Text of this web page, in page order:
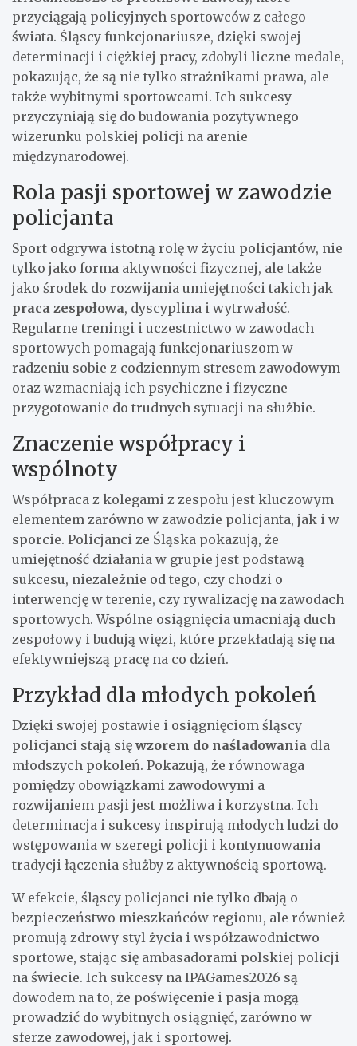
przyciągają policyjnych sportowców z całego
świata. Śląscy funkcjonariusze, dzięki swojej
determinacji i ciężkiej pracy, zdobyli liczne medale,
pokazując, że są nie tylko strażnikami prawa, ale
także wybitnymi sportowcami. Ich sukcesy
przyczyniają się do budowania pozytywnego
wizerunku polskiej policji na arenie
międzynarodowej.
Rola pasji sportowej w zawodzie
policjanta
Sport odgrywa istotną rolę w życiu policjantów, nie
tylko jako forma aktywności fizycznej, ale także
jako środek do rozwijania umiejętności takich jak
praca zespołowa, dyscyplina i wytrwałość.
Regularne treningi i uczestnictwo w zawodach
sportowych pomagają funkcjonariuszom w
radzeniu sobie z codziennym stresem zawodowym
oraz wzmacniają ich psychiczne i fizyczne
przygotowanie do trudnych sytuacji na służbie.
Znaczenie współpracy i
wspólnoty
Współpraca z kolegami z zespołu jest kluczowym
elementem zarówno w zawodzie policjanta, jak i w
sporcie. Policjanci ze Śląska pokazują, że
umiejętność działania w grupie jest podstawą
sukcesu, niezależnie od tego, czy chodzi o
interwencję w terenie, czy rywalizację na zawodach
sportowych. Wspólne osiągnięcia umacniają duch
zespołowy i budują więzi, które przekładają się na
efektywniejszą pracę na co dzień.
Przykład dla młodych pokoleń
Dzięki swojej postawie i osiągnięciom śląscy
policjanci stają sięwzorem do naśladowania dla
młodszych pokoleń. Pokazują, że równowaga
pomiędzy obowiązkami zawodowymi a
rozwijaniem pasji jest możliwa i korzystna. Ich
determinacja i sukcesy inspirują młodych ludzi do
wstępowania w szeregi policji i kontynuowania
tradycji łączenia służby z aktywnością sportową.
W efekcie, śląscy policjanci nie tylko dbają o
bezpieczeństwo mieszkańców regionu, ale również
promują zdrowy styl życia i współzawodnictwo
sportowe, stając się ambasadorami polskiej policji
na świecie. Ich sukcesy na IPAGames2026 są
dowodem na to, że poświęcenie i pasja mogą
prowadzić do wybitnych osiągnięć, zarówno w
sferze zawodowej, jak i sportowej.